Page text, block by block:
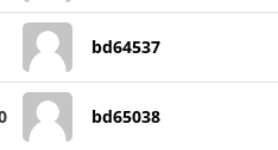
bd64537
bd65038